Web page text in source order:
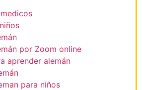
por Zoom online
aprender alemán
para niños